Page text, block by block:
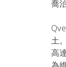
喬
土
高